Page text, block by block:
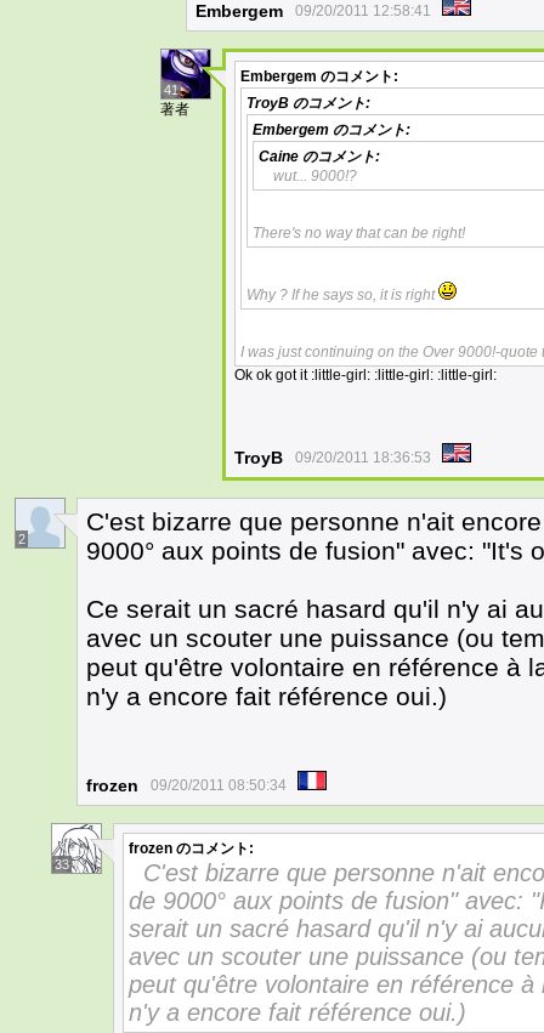
Embergem 09/20/2011 12:58:41
41
著者
Embergem のコメント:
TroyB のコメント:
Embergem のコメント:
Caine のコメント:
wut... 9000!?
There's no way that can be right!
Why ? If he says so, it is right
I was just continuing on the Over 9000!-
Ok ok got it :little-girl: :little-girl: :little-girl:
TroyB 09/20/2011 18:36:53
2
C'est bizarre que personne n'ait
9000° aux points de fusion" avec: "It's
Ce serait un sacré hasard qu'il n'y ai
avec un scouter une puissance (ou
peut qu'être volontaire en référence à
n'y a encore fait référence oui.)
frozen 09/20/2011 08:50:34
33
frozen のコメント:
C'est bizarre que personne n'ait
de 9000° aux points de fusion" avec:
serait un sacré hasard qu'il n'y ai
avec un scouter une puissance (ou
peut qu'être volontaire en référence
n'y a encore fait référence oui.)